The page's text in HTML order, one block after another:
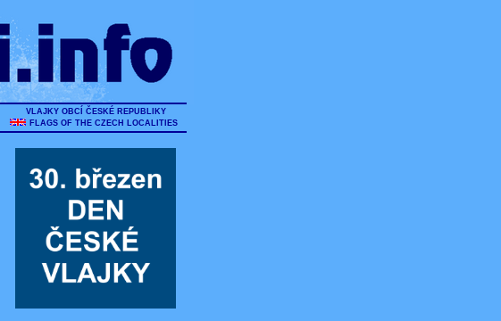
VLAJKY OBCÍ ČESKÉ REPUBLIKY
FLAGS OF THE CZECH LOCALITIES